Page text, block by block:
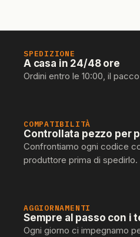
SPEDIZIONE
A casa in 24/48 ore
Ordini entro le 10:00, il
COMPATIBILITÀ
Controllata pezzo per
Confrontiamo ogni codice
produttore prima di spedirlo.
AGGIORNAMENTI
Sempre al passo con i
Ogni giorno ci impegnamo